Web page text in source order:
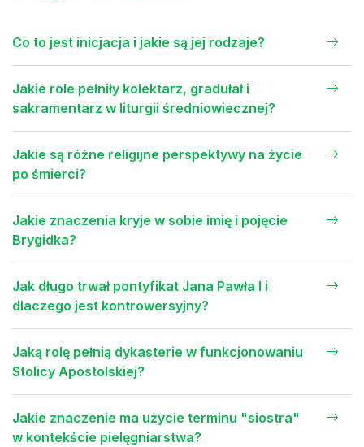
Co to jest inicjacja i jakie są jej rodzaje?
Jakie role pełniły kolektarz, gradułał i
sakramentarz w liturgii średniowiecznej?
Jakie są różne religijne perspektywy na życie
po śmierci?
Jakie znaczenia kryje w sobie imię i pojęcie
Brygidka?
Jak długo trwał pontyfikat Jana Pawła I i
dlaczego jest kontrowersyjny?
Jaką rolę pełnią dykasterie w funkcjonowaniu
Stolicy Apostolskiej?
Jakie znaczenie ma użycie terminu "siostra"
w kontekście pielęgniarstwa?